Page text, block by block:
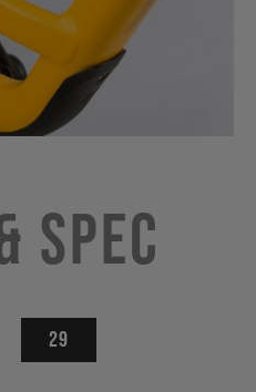
Spec
29